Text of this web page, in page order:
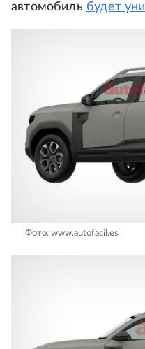
автомобиль будет
Фото: www.autofacil.es